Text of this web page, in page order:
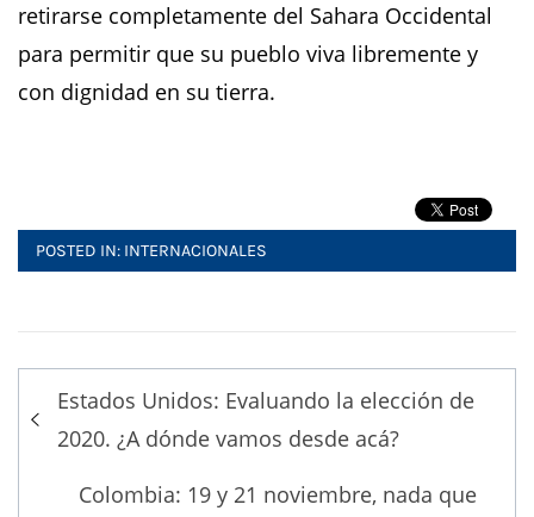
retirarse completamente del Sahara Occidental
para permitir que su pueblo viva libremente y
con dignidad en su tierra.
POSTED IN: INTERNACIONALES
Post
navigation
Estados Unidos: Evaluando la elección de
2020. ¿A dónde vamos desde acá?
Colombia: 19 y 21 noviembre, nada que